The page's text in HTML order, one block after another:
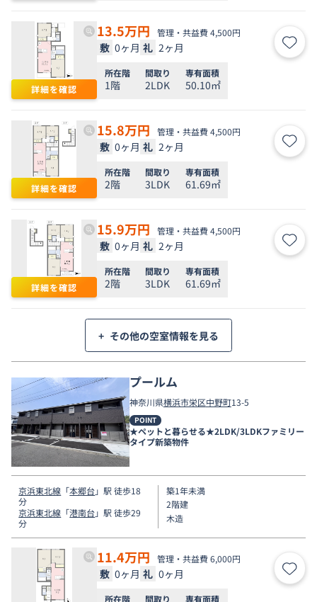
詳細を確認
13.5万円 管理・共益費 4,500円
敷 0ヶ月 礼 2ヶ月 お気
所在階
1階
間取り
2LDK
専有面積
50.10㎡
詳細を確認
15.8万円 管理・共益費 4,500円
敷 0ヶ月 礼 2ヶ月 お気
所在階
2階
間取り
3LDK
専有面積
61.69㎡
詳細を確認
15.9万円 管理・共益費 4,500円
敷 0ヶ月 礼 2ヶ月 お気
所在階
2階
間取り
3LDK
専有面積
61.69㎡
+ その他の空室情報を見る
プールム
神奈川県横浜市栄区中野町13-5
POINT
★ペットと暮らせる★2LDK/3LDKファミリー
タイプ新築物件
京浜東北線 「本郷台」駅 徒歩18
分
京浜東北線 「港南台」駅 徒歩29
分
築1年未満
2階建
木造
11.4万円 管理・共益費 6,000円
敷 0ヶ月 礼 0ヶ月 お気
所在階 間取り 専有面積